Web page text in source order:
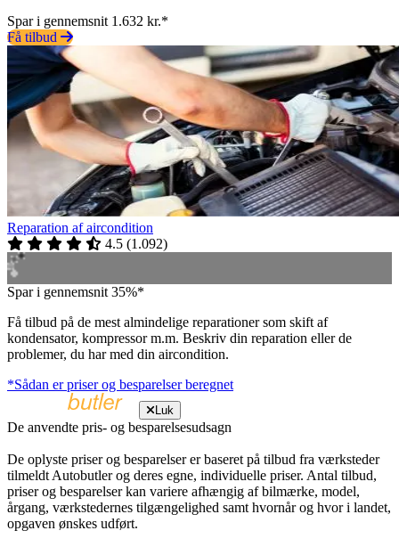
Spar i gennemsnit 1.632 kr.*
Få tilbud
Reparation af aircondition
4.5 (1.092)
Spar i gennemsnit 35%*
Få tilbud på de mest almindelige reparationer som skift af
kondensator, kompressor m.m. Beskriv din reparation eller de
problemer, du har med din aircondition.
*Sådan er priser og besparelser beregnet
Luk
De anvendte pris- og besparelsesudsagn
De oplyste priser og besparelser er baseret på tilbud fra værksteder
tilmeldt Autobutler og deres egne, individuelle priser. Antal tilbud,
priser og besparelser kan variere afhængig af bilmærke, model,
årgang, værkstedernes tilgængelighed samt hvornår og hvor i landet,
opgaven ønskes udført.